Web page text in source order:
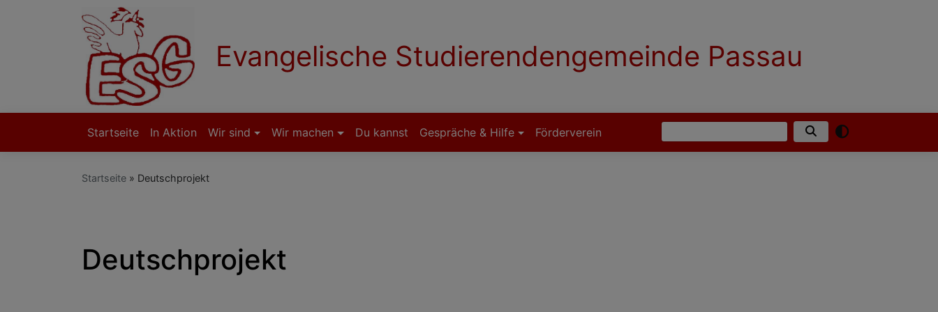
Evangelische Studierendengemeinde Passau
Hauptnavigation
Startseite In Aktion Wir sind Wir machen Du kannst Gespräche & Hilfe Förderverein Suche
Startseite Deutschprojekt
Deutschprojekt